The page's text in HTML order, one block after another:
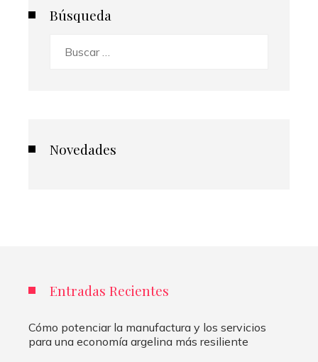
Búsqueda
Novedades
Entradas Recientes
Cómo potenciar la manufactura y los servicios
para una economía argelina más resiliente